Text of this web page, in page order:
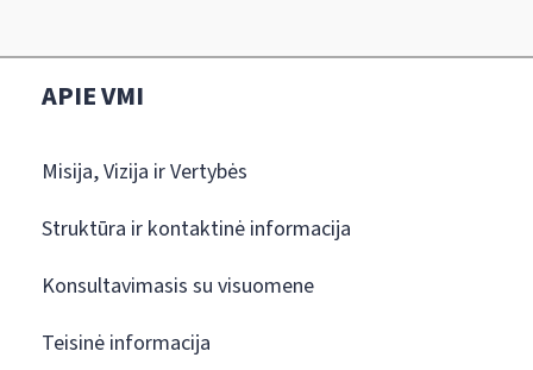
APIE VMI
Misija, Vizija ir Vertybės
Struktūra ir kontaktinė informacija
Konsultavimasis su visuomene
Teisinė informacija